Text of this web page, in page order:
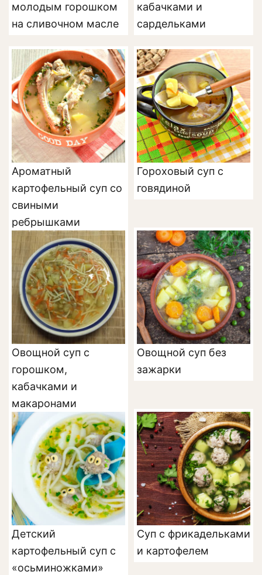
молодым горошком
на сливочном масле
кабачками и
сардельками
Ароматный
картофельный суп со
свиными
ребрышками
Гороховый суп с
говядиной
Овощной суп с
горошком,
кабачками и
макаронами
Овощной суп без
зажарки
Детский
картофельный суп с
«осьминожками»
Суп с фрикадельками
и картофелем